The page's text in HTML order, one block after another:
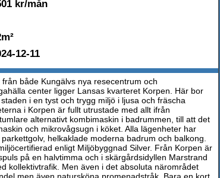
kr/mån
12-11
både Kungälvs nya resecentrum och
center ligger Lansas kvarteret Korpen. Här bor
i en tyst och trygg miljö i ljusa och fräscha
i Korpen är fullt utrustade med allt ifrån
alternativt kombimaskin i badrummen, till att det
och mikrovågsugn i köket. Alla lägenheter har
helkaklade moderna badrum och balkong.
enligt Miljöbyggnad Silver. Från Korpen är
på en halvtimma och i skärgårdsidyllen Marstrand
kollektivtrafik. Men även i det absoluta närområdet